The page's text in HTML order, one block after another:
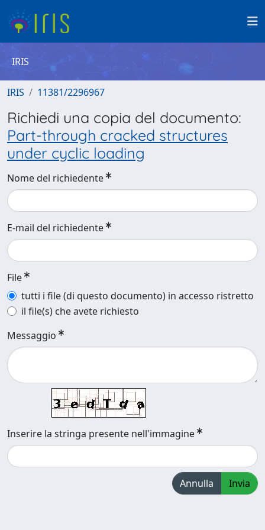
IRIS
IRIS 11381/2296967
Richiedi una copia del documento:
Part-through cracked structures
under cyclic loading
Nome del richiedente
E-mail del richiedente
File
tutti i file (di questo documento) in accesso ristretto
il file(s) che avete richiesto
Messaggio
Inserire la stringa presente nell'immagine
Annulla Invia